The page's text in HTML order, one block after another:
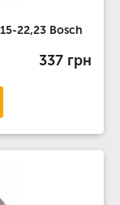
22,23 Bosch
337 грн